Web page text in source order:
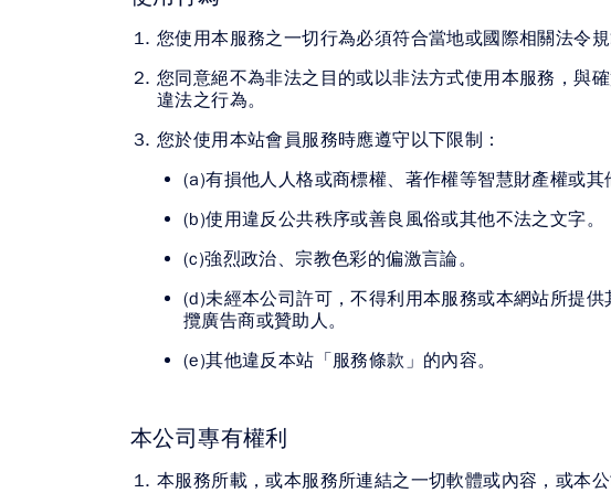
您使用本服務之一切行為必須符合當地或國際相關法令
您同意絕不為非法之目的或以非法方式使用本服務，與
違法之行為。
您於使用本站會員服務時應遵守以下限制：
(a)有損他人人格或商標權、著作權等智慧財產權或其
(b)使用違反公共秩序或善良風俗或其他不法之文字。
(c)強烈政治、宗教色彩的偏激言論。
(d)未經本公司許可，不得利用本服務或本網站所提
攬廣告商或贊助人。
(e)其他違反本站「服務條款」的內容。
本公司專有權利
本服務所載，或本服務所連結之一切軟體或內容，或本